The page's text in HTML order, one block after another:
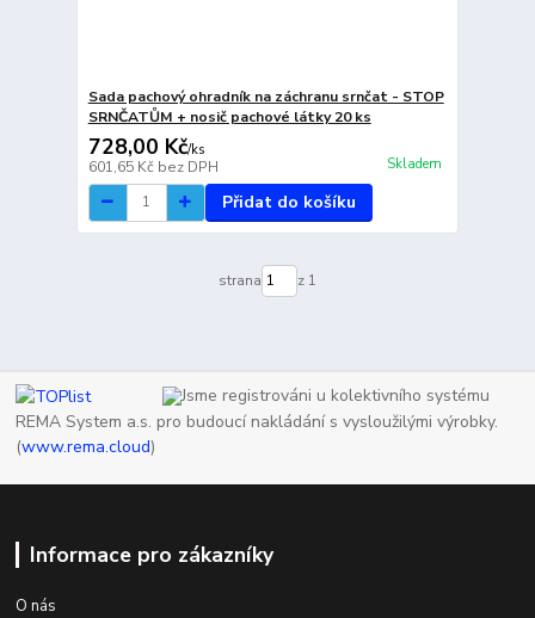
Sada pachový ohradník na záchranu srnčat - STOP
SRNČATŮM + nosič pachové látky 20 ks
728,00 Kč/ks
601,65 Kč bez DPH Skladem
Přidat do košíku
strana z 1
Jsme registrováni u kolektivního systému
REMA System a.s. pro budoucí nakládání s vysloužilými výrobky.
(www.rema.cloud)
Informace pro zákazníky
O nás